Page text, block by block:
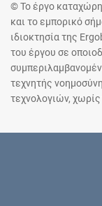
© Το έργο
και το εμπορικό
ιδιοκτησία της
του έργου σε
τεχνητής
τεχνολογιών,